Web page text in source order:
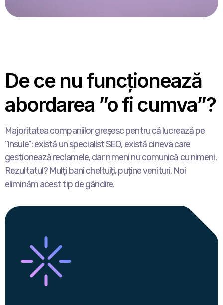
De ce nu funcționează
abordarea ”o fi cumva”?
Majoritatea companiilor greșesc pentru că lucrează pe
”insule”: există un specialist SEO, există cineva care
gestionează reclamele, dar nimeni nu comunică cu nimeni.
Rezultatul? Mulți bani cheltuiți, puține venituri. Noi
eliminăm acest tip de gândire.